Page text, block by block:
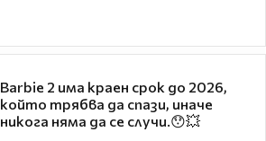
Barbie 2 има краен срок до 2026,
който трябва да спази, иначе
никога няма да се случи.😯💥